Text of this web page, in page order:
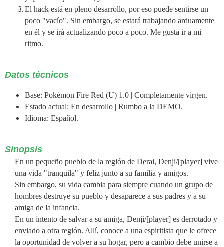
El hack está en pleno desarrollo, por eso puede sentirse un
poco "vacío". Sin embargo, se estará trabajando arduamente
en él y se irá actualizando poco a poco. Me gusta ir a mi
ritmo.
Datos técnicos
Base: Pokémon Fire Red (U) 1.0 | Completamente virgen.
Estado actual: En desarrollo | Rumbo a la DEMO.
Idioma: Español.
Sinopsis
En un pequeño pueblo de la región de Derai, Denji/[player] vive
una vida "tranquila" y feliz junto a su familia y amigos.
Sin embargo, su vida cambia para siempre cuando un grupo de
hombres destruye su pueblo y desaparece a sus padres y a su
amiga de la infancia.
En un intento de salvar a su amiga, Denji/[player] es derrotado y
enviado a otra región. Allí, conoce a una espiritista que le ofrece
la oportunidad de volver a su hogar, pero a cambio debe unirse a